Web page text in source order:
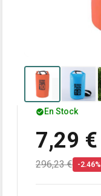
En Stock
7,29 €
296,23 € -2.46%